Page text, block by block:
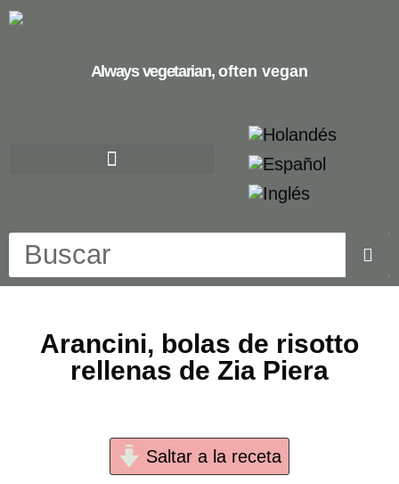
Always vegetarian, often vegan
Arancini, bolas de risotto
rellenas de Zia Piera
Saltar a la receta